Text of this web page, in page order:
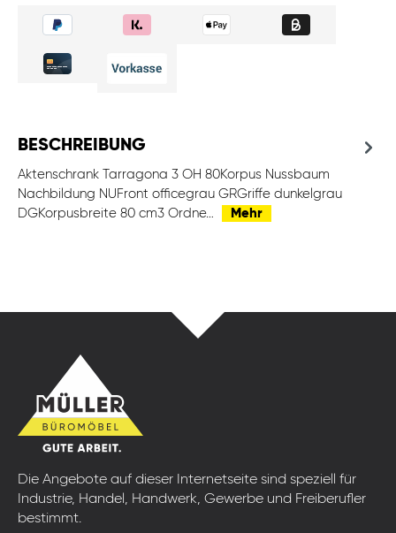
BESCHREIBUNG
Aktenschrank Tarragona 3 OH 80Korpus Nussbaum
Nachbildung NUFront officegrau GRGriffe dunkelgrau
DGKorpusbreite 80 cm3 Ordne…
Mehr
Die Angebote auf dieser Internetseite sind speziell für
Industrie, Handel, Handwerk, Gewerbe und Freiberufler
bestimmt.